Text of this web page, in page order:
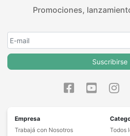
Promociones,
Suscribirse
Empresa
Trabajá con Nosotros
Todos